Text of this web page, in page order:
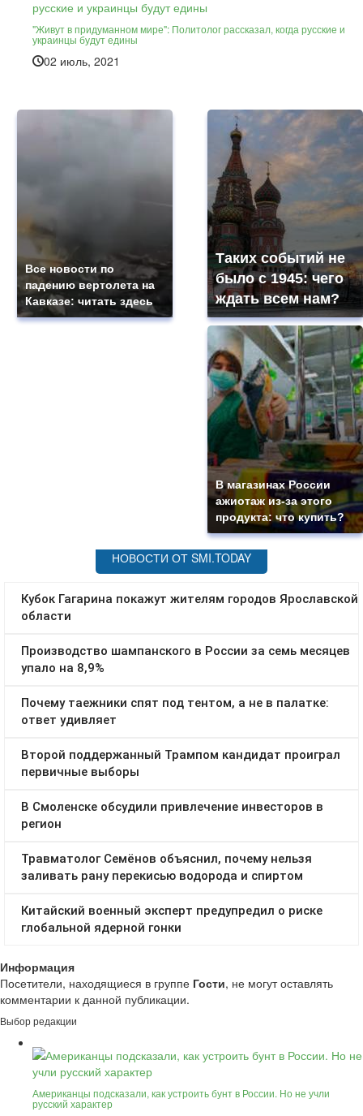
"Живут в придуманном мире": Политолог рассказал, когда русские и
украинцы будут едины
02 июль, 2021
Все новости по
падению вертолета на
Кавказе: читать здесь
Таких событий не
было с 1945: чего
ждать всем нам?
В магазинах России
ажиотаж из-за этого
продукта: что купить?
Информация
Посетители, находящиеся в группе Гости, не могут оставлять
комментарии к данной публикации.
Выбор редакции
Американцы подсказали, как устроить бунт в России. Но не учли
русский характер